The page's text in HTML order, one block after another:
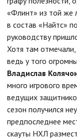
«Флинт» из той же
в состав «Найтс»
руководству
Хотя там
ведь у того
Владислав
много игрового
ведущих
сезон получился
предпоследнее
скауты НХЛ